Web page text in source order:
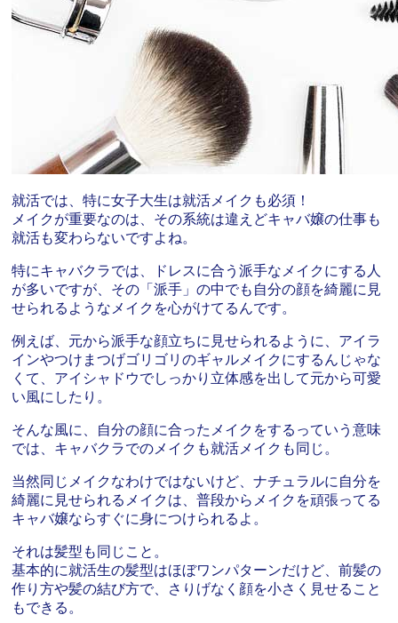
就活では、特に女子大生は就活メイクも必須！
メイクが重要なのは、その系統は違えどキャバ嬢の仕事も
就活も変わらないですよね。
特にキャバクラでは、ドレスに合う派手なメイクにする人
が多いですが、その「派手」の中でも自分の顔を綺麗に見
せられるようなメイクを心がけてるんです。
例えば、元から派手な顔立ちに見せられるように、アイラ
インやつけまつげゴリゴリのギャルメイクにするんじゃな
くて、アイシャドウでしっかり立体感を出して元から可愛
い風にしたり。
そんな風に、自分の顔に合ったメイクをするっていう意味
では、キャバクラでのメイクも就活メイクも同じ。
当然同じメイクなわけではないけど、ナチュラルに自分を
綺麗に見せられるメイクは、普段からメイクを頑張ってる
キャバ嬢ならすぐに身につけられるよ。
それは髪型も同じこと。
基本的に就活生の髪型はほぼワンパターンだけど、前髪の
作り方や髪の結び方で、さりげなく顔を小さく見せること
もできる。